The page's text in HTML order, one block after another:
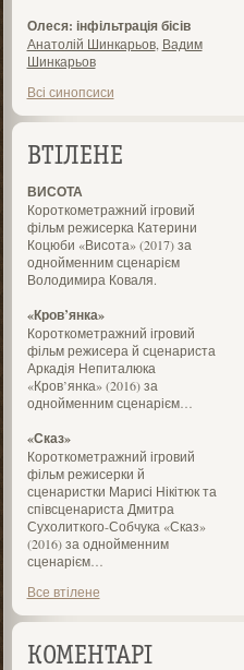
Олеся: інфільтрація бісів
Анатолій Шинкарьов, Вадим
Шинкарьов
Всі синопсиси
ВТІЛЕНЕ
ВИСОТА
Короткометражний ігровий
фільм режисерка Катерини
Коцюби «Висота» (2017) за
однойменним сценарієм
Володимира Коваля.
«Кров’янка»
Короткометражний ігровий
фільм режисера й сценариста
Аркадія Непиталюка
«Кров’янка» (2016) за
однойменним сценарієм…
«Сказ»
Короткометражний ігровий
фільм режисерки й
сценаристки Марисі Нікітюк та
співсценариста Дмитра
Сухолиткого-Собчука «Сказ»
(2016) за однойменним
сценарієм…
Все втілене
КОМЕНТАРІ